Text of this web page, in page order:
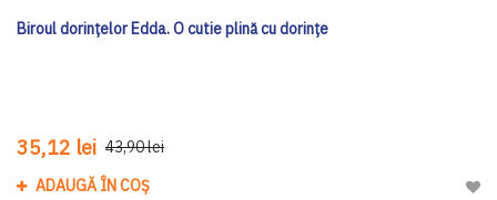
Biroul dorințelor Edda. O cutie plină cu dorințe
35,12 lei 43,90 lei
ADAUGĂ ÎN COȘ